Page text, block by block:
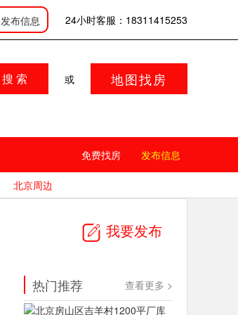
发布信息 24小时客服：18311415253
登录 | 会员中心 发布信息
搜 索 或 地图找房
免费找房 发布信息
北京周边
我要发布
热门推荐 查看更多 >